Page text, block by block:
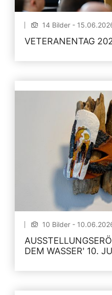
14 Bilder -
VETERANENTAG
10 Bilder -
DEM WASSER' 10.